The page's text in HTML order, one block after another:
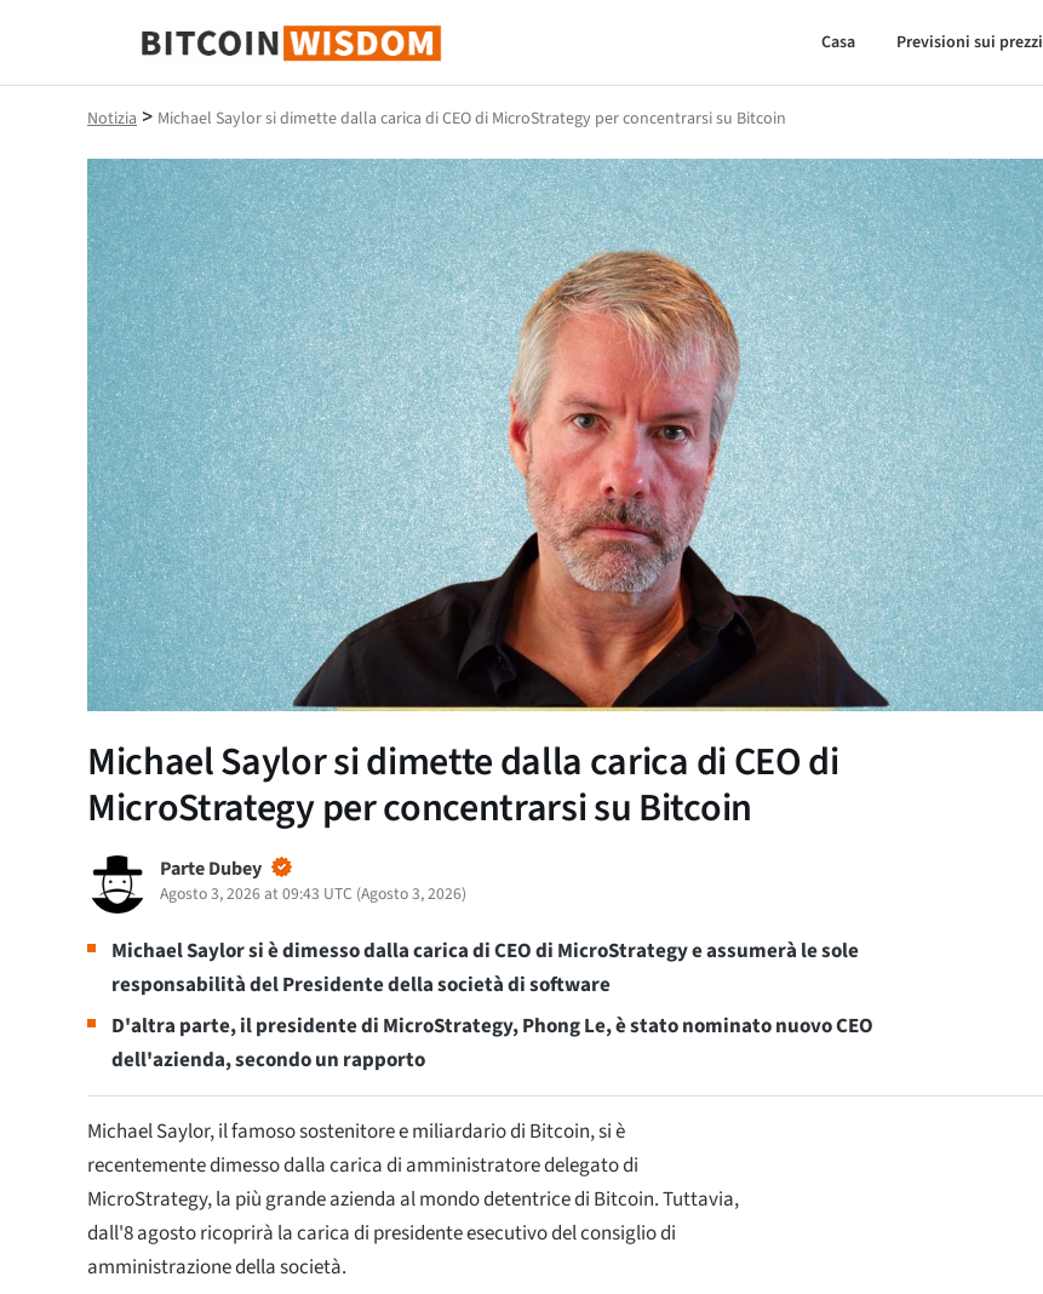
Saggezza Bitcoin
Casa Previsioni sui prezzi
Notizia > Michael Saylor si dimette dalla carica di CEO di MicroStrategy per concentrarsi su Bitcoin
Michael Saylor si dimette dalla carica di CEO di
MicroStrategy per concentrarsi su Bitcoin
Parte Dubey
Agosto 3, 2026 at 09:43 UTC (Agosto 3, 2026)
Michael Saylor si è dimesso dalla carica di CEO di MicroStrategy e assumerà le sole
responsabilità del Presidente della società di software
D'altra parte, il presidente di MicroStrategy, Phong Le, è stato nominato nuovo CEO
dell'azienda, secondo un rapporto
Michael Saylor, il famoso sostenitore e miliardario di Bitcoin, si è
recentemente dimesso dalla carica di amministratore delegato di
MicroStrategy, la più grande azienda al mondo detentrice di Bitcoin. Tuttavia,
dall'8 agosto ricoprirà la carica di presidente esecutivo del consiglio di
amministrazione della società.